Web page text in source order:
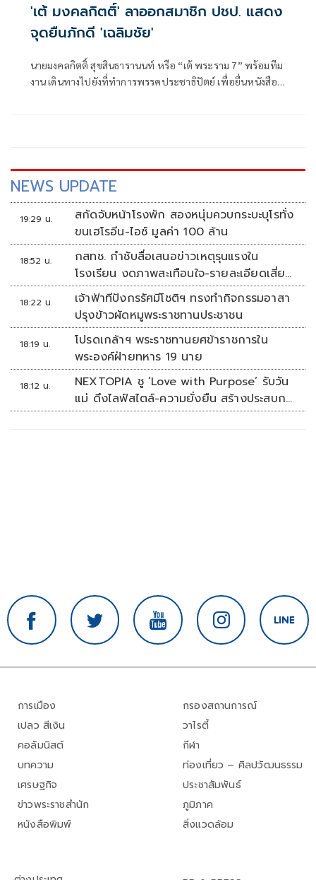
'เต้ มงคลกิตติ์' ลาออกสมาชิก ปชป. แสดง
จุดยืนภักดี 'เฉลิมชัย'
นายมงคลกิตติ์ สุขสินธารานนท์ หรือ “เต้ พระราม 7” พร้อมทีม
งาน เดินทางไปยังที่ทำการพรรคประชาธิปัตย์ เพื่อยื่นหนังสือ
NEWS UPDATE
19:29 น.
สกัดจับหน้าโรงพัก สองหนุ่มควบกระบะบุโรทั่ง
ขนเฮโรอีน-ไอซ์ มูลค่า 100 ล้าน
18:52 น.
กสทช. กำชับสื่อเสนอข่าวเหตุรุนแรงใน
โรงเรียน งดภาพสะเทือนใจ-รายละเอียดเสี่ยง
เลียนแบบ
18:22 น.
เจ้าฟ้าทีปังกรรัศมีโชติฯ ทรงทำกิจกรรมอาสา
ปรุงข้าวผัดหมูพระราชทานประชาชน
18:19 น.
โปรดเกล้าฯ พระราชทานยศข้าราชการใน
พระองค์ฝ่ายทหาร 19 นาย
18:12 น.
NEXTOPIA ชู ‘Love with Purpose’ รับวัน
แม่ ดึงไลฟ์สไตล์-ความยั่งยืน สร้างประสบกา
รณ์ช้อปปิงมีความหมาย
การเมือง
เปลว สีเงิน
คอลัมนิสต์
บทความ
เศรษฐกิจ
ข่าวพระราชสำนัก
หนังสือพิมพ์
กรองสถานการณ์
วาไรตี้
กีฬา
ท่องเที่ยว – ศิลปวัฒนธรรม
ประชาสัมพันธ์
ภูมิภาค
สิ่งแวดล้อม